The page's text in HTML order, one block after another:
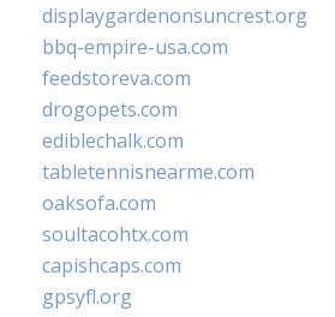
displaygardenonsuncrest.org
bbq-empire-usa.com
feedstoreva.com
drogopets.com
ediblechalk.com
tabletennisnearme.com
oaksofa.com
soultacohtx.com
capishcaps.com
gpsyfl.org